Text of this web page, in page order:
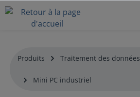
Produits Traitement des données
Mini PC industriel